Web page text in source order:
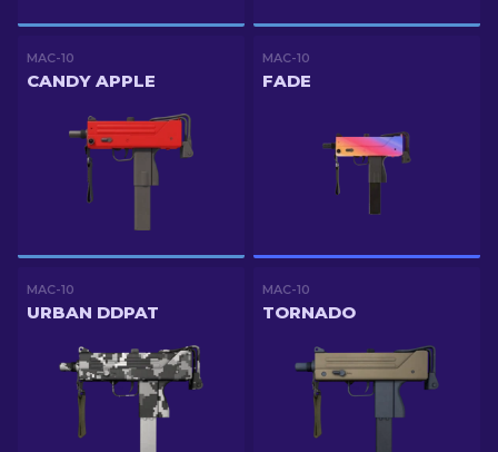
MAC-10
CANDY APPLE
MAC-10
FADE
MAC-10
URBAN DDPAT
MAC-10
TORNADO